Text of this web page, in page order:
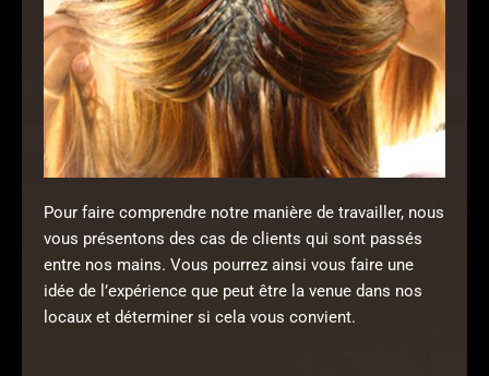
Pour faire comprendre notre manière de travailler, nous
vous présentons des cas de clients qui sont passés
entre nos mains. Vous pourrez ainsi vous faire une
idée de l’expérience que peut être la venue dans nos
locaux et déterminer si cela vous convient.